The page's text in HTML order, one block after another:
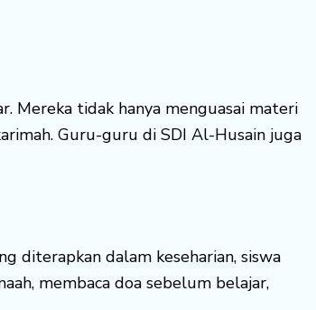
Mereka tidak hanya menguasai materi
Guru-guru di SDI Al-Husain juga
diterapkan dalam keseharian, siswa
membaca doa sebelum belajar,